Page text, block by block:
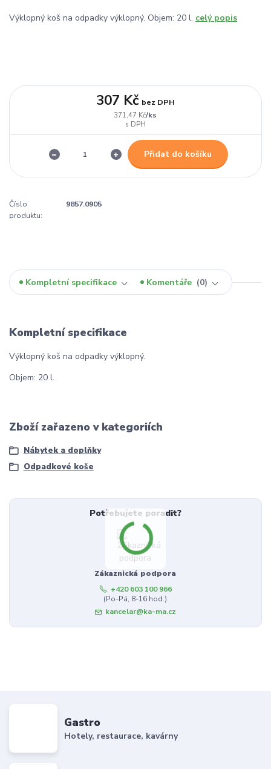
Výklopný koš na odpadky výklopný. Objem: 20 l. celý popis
371,47 Kč/ks
307 Kč bez DPH
Přidat do košíku
Číslo
produktu:
9857.0905
Kompletní specifikace Komentáře 0
Kompletní specifikace
Výklopný koš na odpadky výklopný.
Objem: 20 l.
Zboží zařazeno v kategoriích
Nábytek a doplňky
Odpadkové koše
Potřebujete poradit?
Zákaznická podpora
+420 603 100 966
(Po-Pá, 8-16 hod.)
kancelar@ka-ma.cz
Gastro
Hotely, restaurace, kavárny